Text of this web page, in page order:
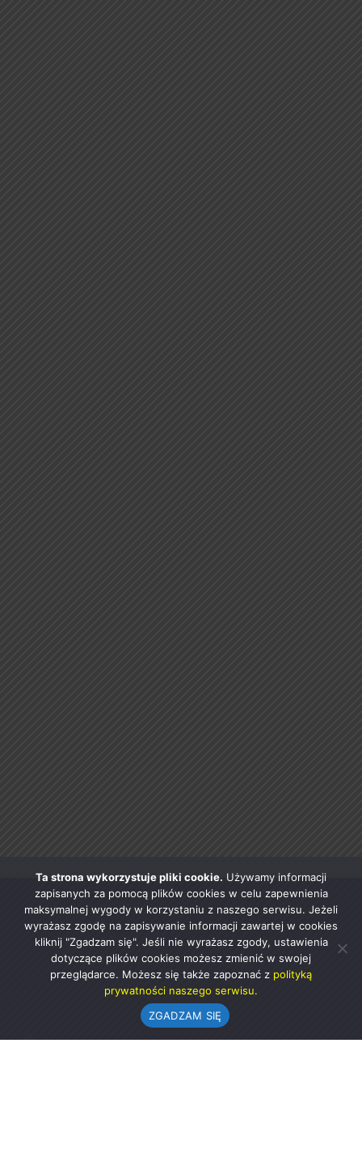
Ta strona wykorzystuje pliki cookie. Używamy informacji
zapisanych za pomocą plików cookies w celu zapewnienia
maksymalnej wygody w korzystaniu z naszego serwisu. Jeżeli
wyrażasz zgodę na zapisywanie informacji zawartej w cookies
kliknij "Zgadzam się". Jeśli nie wyrażasz zgody, ustawienia
dotyczące plików cookies możesz zmienić w swojej
przeglądarce. Możesz się także zapoznać z polityką
prywatności naszego serwisu.
ZGADZAM SIĘ